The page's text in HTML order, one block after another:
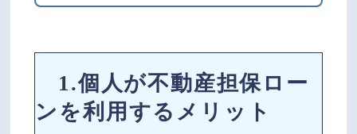
1.個人が不動産担保ロー
ンを利用するメリット